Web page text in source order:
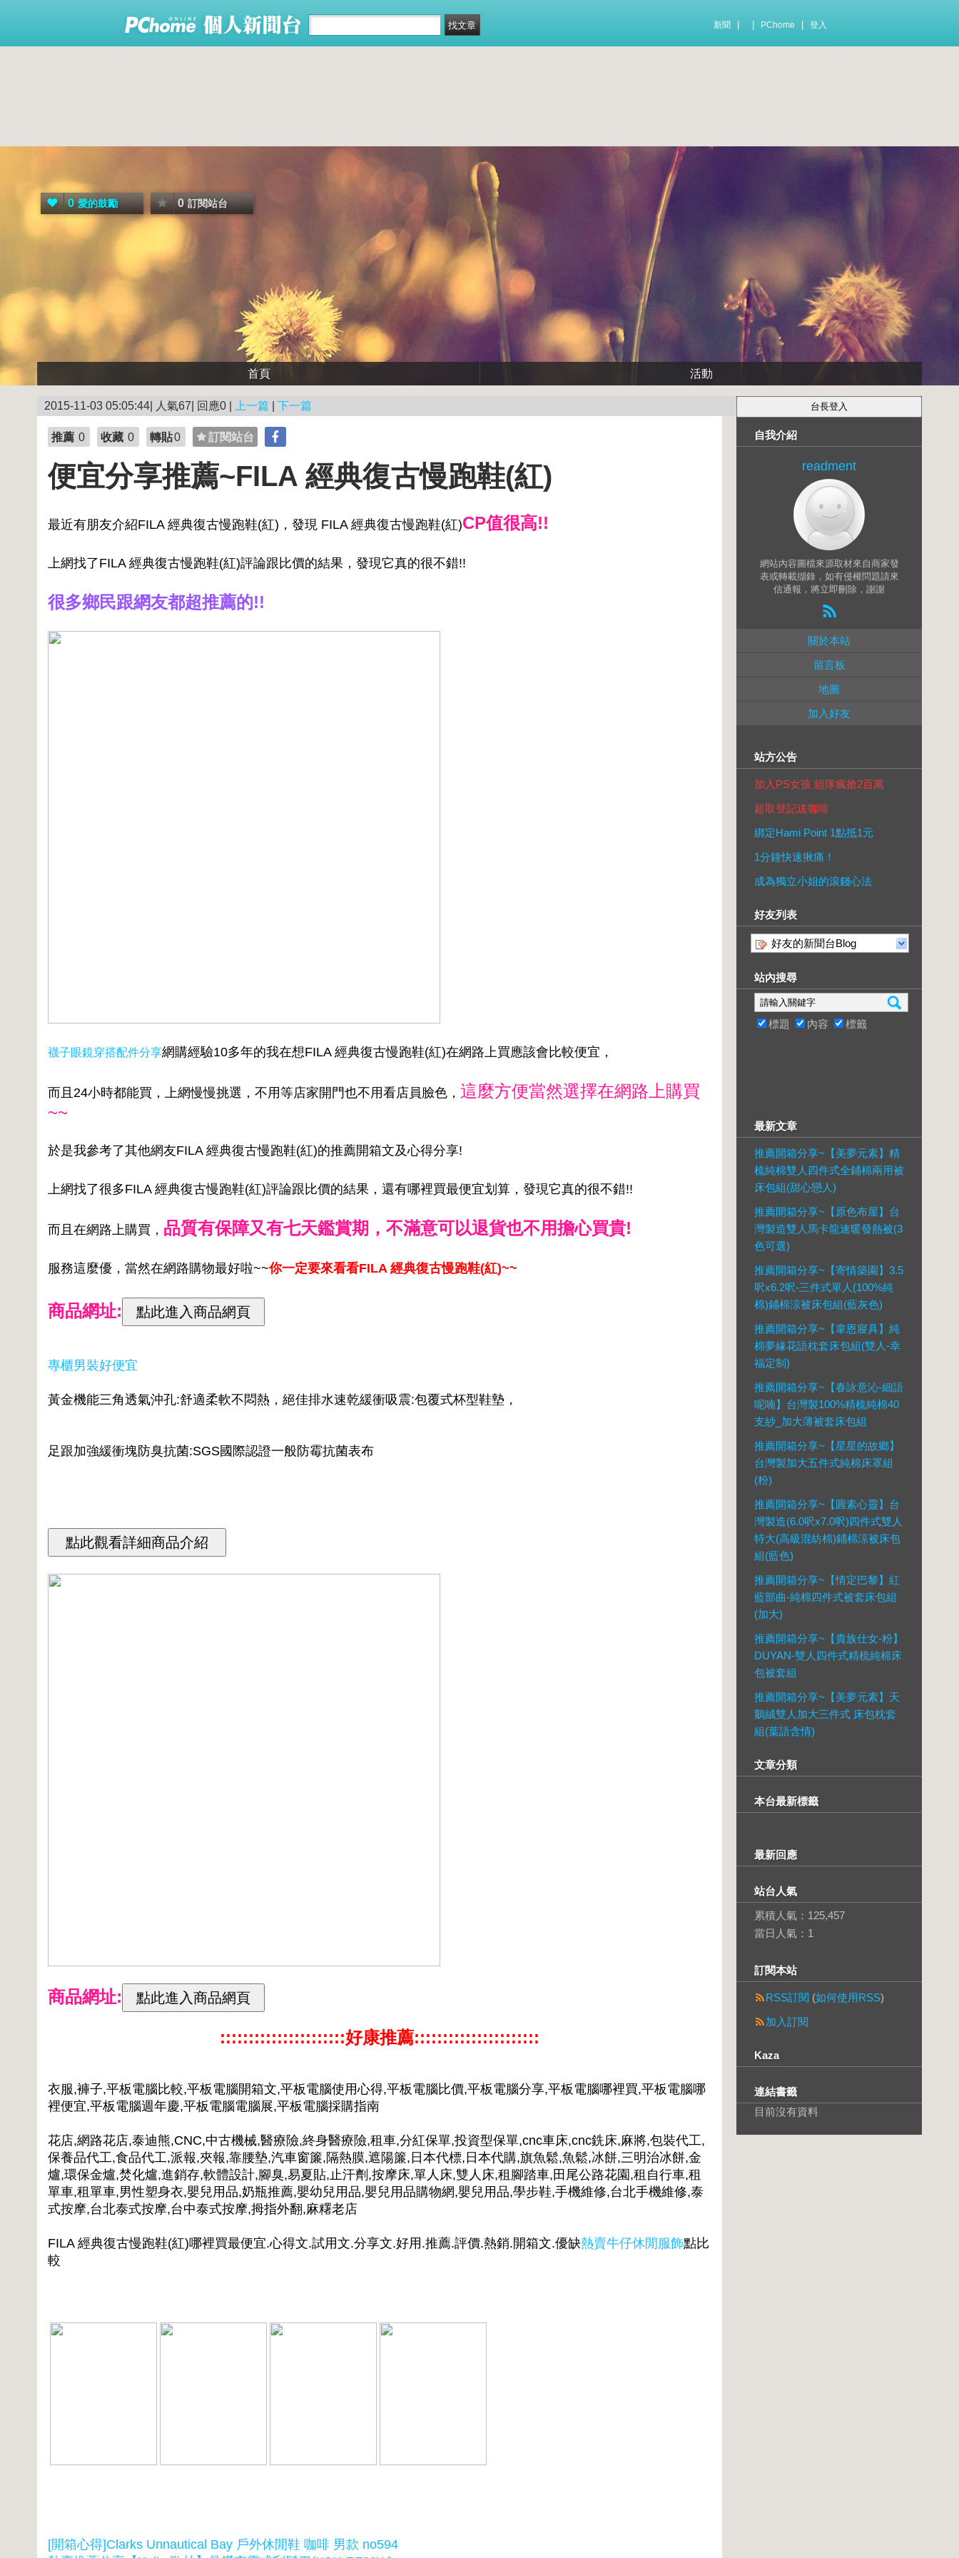
新聞 PChome 登入
0 愛的鼓勵 0 訂閱站台
首頁 活動
2015-11-03 05:05:44| 人氣67| 回應0 | 上一篇 下一篇
推薦 0 收藏 0 轉貼0 訂閱站台
便宜分享推薦~FILA 經典復古慢跑鞋(紅)
最近有朋友介紹FILA 經典復古慢跑鞋(紅)，發現 FILA 經典復古慢跑鞋(紅)CP值很高!!
上網找了FILA 經典復古慢跑鞋(紅)評論跟比價的結果，發現它真的很不錯!!
很多鄉民跟網友都超推薦的!!
襪子眼鏡穿搭配件分享網購經驗10多年的我在想FILA 經典復古慢跑鞋(紅)在網路上買應該會比較便宜，
而且24小時都能買，上網慢慢挑選，不用等店家開門也不用看店員臉色， 這麼方便當然選擇在網路上購買
~~
於是我參考了其他網友FILA 經典復古慢跑鞋(紅)的推薦開箱文及心得分享!
上網找了很多FILA 經典復古慢跑鞋(紅)評論跟比價的結果，還有哪裡買最便宜划算，發現它真的很不錯!!
而且在網路上購買， 品質有保障又有七天鑑賞期，不滿意可以退貨也不用擔心買貴!
服務這麼優，當然在網路購物最好啦~~你一定要來看看FILA 經典復古慢跑鞋(紅)~~
商品網址:
專櫃男裝好便宜
黃金機能三角透氣沖孔:舒適柔軟不悶熱，絕佳排水速乾緩衝吸震:包覆式杯型鞋墊，
足跟加強緩衝塊防臭抗菌:SGS國際認證一般防霉抗菌表布
商品網址:
::::::::::::::::::::::好康推薦::::::::::::::::::::::
衣服,褲子,平板電腦比較,平板電腦開箱文,平板電腦使用心得,平板電腦比價,平板電腦分享,平板電腦哪裡買,平板電腦哪
裡便宜,平板電腦週年慶,平板電腦電腦展,平板電腦採購指南
花店,網路花店,泰迪熊,CNC,中古機械,醫療險,終身醫療險,租車,分紅保單,投資型保單,cnc車床,cnc銑床,麻將,包裝代工,
保養品代工,食品代工,派報,夾報,靠腰墊,汽車窗簾,隔熱膜,遮陽簾,日本代標,日本代購,旗魚鬆,魚鬆,冰餅,三明治冰餅,金
爐,環保金爐,焚化爐,進銷存,軟體設計,腳臭,易夏貼,止汗劑,按摩床,單人床,雙人床,租腳踏車,田尾公路花園,租自行車,租
單車,租單車,男性塑身衣,嬰兒用品,奶瓶推薦,嬰幼兒用品,嬰兒用品購物網,嬰兒用品,學步鞋,手機維修,台北手機維修,泰
式按摩,台北泰式按摩,台中泰式按摩,拇指外翻,麻糬老店
FILA 經典復古慢跑鞋(紅)哪裡買最便宜.心得文.試用文.分享文.好用.推薦.評價.熱銷.開箱文.優缺熱賣牛仔休閒服飾點比
較
[開箱心得]Clarks Unnautical Bay 戶外休閒鞋 咖啡 男款 no594
自我介紹
readment
網站內容圖檔來源取材來自商家發
表或轉載擷錄，如有侵權問題請來
信通報，將立即刪除，謝謝
關於本站
留言板
地圖
加入好友
站方公告
加入PS女孩 組隊瘋搶2百萬
超取登記送咖啡
綁定Hami Point 1點抵1元
1分鐘快速揪痛！
成為獨立小姐的滾錢心法
好友列表
好友的新聞台Blog
站內搜尋
標題 內容 標籤
最新文章
推薦開箱分享~【美夢元素】精
梳純棉雙人四件式全鋪棉兩用被
床包組(甜心戀人)
推薦開箱分享~【原色布屋】台
灣製造雙人馬卡龍速暖發熱被(3
色可選)
推薦開箱分享~【寄情築園】3.5
呎x6.2呎-三件式單人(100%純
棉)鋪棉涼被床包組(藍灰色)
推薦開箱分享~【韋恩寢具】純
棉夢緣花語枕套床包組(雙人-幸
福定制)
推薦開箱分享~【春詠意沁-細語
呢喃】台灣製100%精梳純棉40
支紗_加大薄被套床包組
推薦開箱分享~【星星的故鄉】
台灣製加大五件式純棉床罩組
(粉)
推薦開箱分享~【圓素心靈】台
灣製造(6.0呎x7.0呎)四件式雙人
特大(高級混紡棉)鋪棉涼被床包
組(藍色)
推薦開箱分享~【情定巴黎】紅
藍部曲-純棉四件式被套床包組
(加大)
推薦開箱分享~【貴族仕女-粉】
DUYAN-雙人四件式精梳純棉床
包被套組
推薦開箱分享~【美夢元素】天
鵝絨雙人加大三件式 床包枕套
組(葉語含情)
文章分類
本台最新標籤
最新回應
站台人氣
累積人氣： 125,457
當日人氣： 1
訂閱本站
RSS訂閱 (如何使用RSS)
加入訂閱
Kaza
連結書籤
目前沒有資料